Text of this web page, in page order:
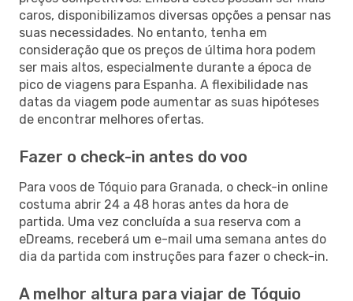
caros, disponibilizamos diversas opções a pensar nas
suas necessidades. No entanto, tenha em
consideração que os preços de última hora podem
ser mais altos, especialmente durante a época de
pico de viagens para Espanha. A flexibilidade nas
datas da viagem pode aumentar as suas hipóteses
de encontrar melhores ofertas.
Fazer o check-in antes do voo
Para voos de Tóquio para Granada, o check-in online
costuma abrir 24 a 48 horas antes da hora de
partida. Uma vez concluída a sua reserva com a
eDreams, receberá um e-mail uma semana antes do
dia da partida com instruções para fazer o check-in.
A melhor altura para viajar de Tóquio